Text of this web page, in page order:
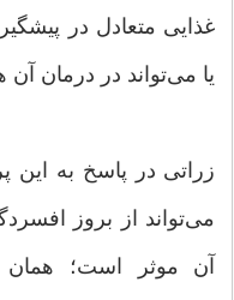
غذایی متعادل در
یا می‌تواند در درمان آن
زراتی در پاسخ به
می‌تواند از بروز
آن موثر است؛